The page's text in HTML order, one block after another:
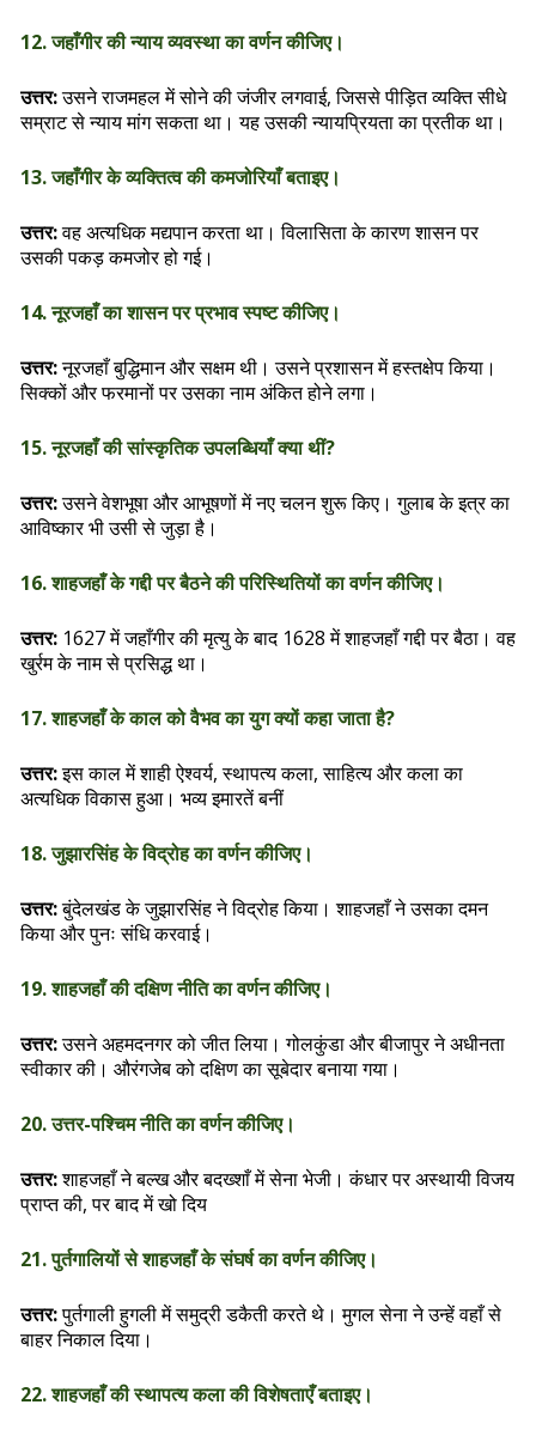
12. जहाँगीर की न्याय व्यवस्था का वर्णन कीजिए।
उत्तर:उसने राजमहल में सोने की जंजीर लगवाई, जिससे पीड़ित व्यक्ति सीधे
सम्राट से न्याय मांग सकता था। यह उसकी न्यायप्रियता का प्रतीक था।
13. जहाँगीर के व्यक्तित्व की कमजोरियाँ बताइए।
उत्तर:वह अत्यधिक मद्यपान करता था। विलासिता के कारण शासन पर
उसकी पकड़ कमजोर हो गई।
14. नूरजहाँ का शासन पर प्रभाव स्पष्ट कीजिए।
उत्तर:नूरजहाँ बुद्धिमान और सक्षम थी। उसने प्रशासन में हस्तक्षेप किया।
सिक्कों और फरमानों पर उसका नाम अंकित होने लगा।
15. नूरजहाँ की सांस्कृतिक उपलब्धियाँ क्या थीं?
उत्तर:उसने वेशभूषा और आभूषणों में नए चलन शुरू किए। गुलाब के इत्र का
आविष्कार भी उसी से जुड़ा है।
16. शाहजहाँ के गद्दी पर बैठने की परिस्थितियों का वर्णन कीजिए।
उत्तर: 1627 में जहाँगीर की मृत्यु के बाद 1628 में शाहजहाँ गद्दी पर बैठा। वह
खुर्रम के नाम से प्रसिद्ध था।
17. शाहजहाँ के काल को वैभव का युग क्यों कहा जाता है?
उत्तर:इस काल में शाही ऐश्वर्य, स्थापत्य कला, साहित्य और कला का
अत्यधिक विकास हुआ। भव्य इमारतें बनीं
18. जुझारसिंह के विद्रोह का वर्णन कीजिए।
उत्तर:बुंदेलखंड के जुझारसिंह ने विद्रोह किया। शाहजहाँ ने उसका दमन
किया और पुनः संधि करवाई।
19. शाहजहाँ की दक्षिण नीति का वर्णन कीजिए।
उत्तर:उसने अहमदनगर को जीत लिया। गोलकुंडा और बीजापुर ने अधीनता
स्वीकार की। औरंगजेब को दक्षिण का सूबेदार बनाया गया।
20. उत्तर-पश्चिम नीति का वर्णन कीजिए।
उत्तर:शाहजहाँ ने बल्ख और बदख्शाँ में सेना भेजी। कंधार पर अस्थायी विजय
प्राप्त की, पर बाद में खो दिय
21. पुर्तगालियों से शाहजहाँ के संघर्ष का वर्णन कीजिए।
उत्तर:पुर्तगाली हुगली में समुद्री डकैती करते थे। मुगल सेना ने उन्हें वहाँ से
बाहर निकाल दिया।
22. शाहजहाँ की स्थापत्य कला की विशेषताएँ बताइए।